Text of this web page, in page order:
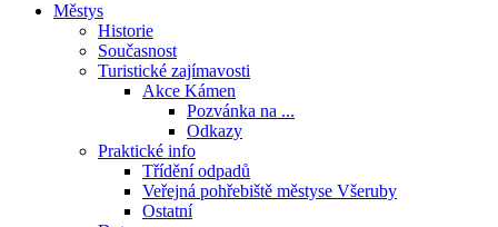
Městys
Historie
Současnost
Turistické zajímavosti
Akce Kámen
Pozvánka na ...
Odkazy
Praktické info
Třídění odpadů
Veřejná pohřebiště městyse Všeruby
Ostatní